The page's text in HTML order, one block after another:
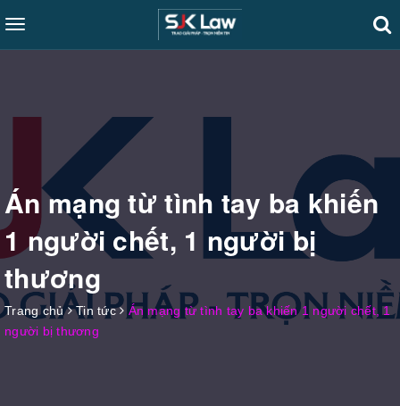
Toggle
navigation
Án mạng từ tình tay ba khiến
1 người chết, 1 người bị
thương
Trang chủ Tin tức
Án mạng từ tình tay ba khiến 1 người chết, 1
người bị thương